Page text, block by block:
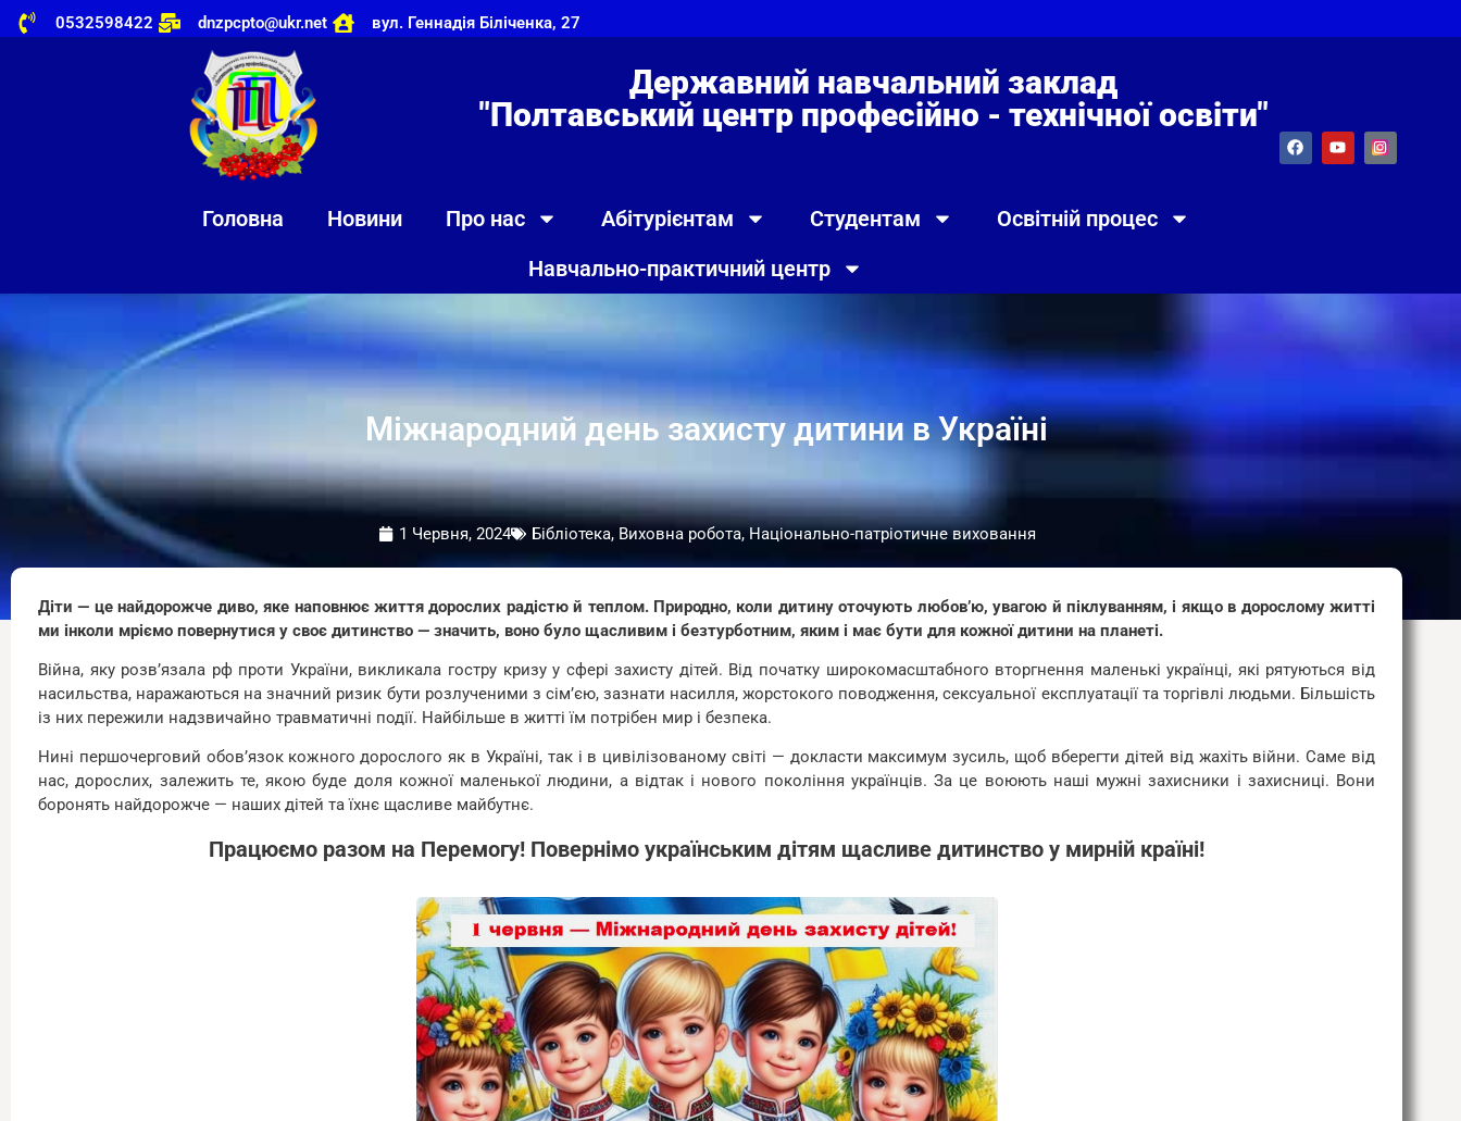
0532598422 dnzpcpto@ukr.net вул. Геннадія Біліченка, 27
Державний навчальний заклад
"Полтавський центр професійно - технічної освіти"
Головна Новини Про нас Абітурієнтам Студентам
Освітній процес
Навчально-практичний центр
Міжнародний день захисту дитини в Україні
1 Червня, 2024 Бібліотека, Виховна робота, Національно-патріотичне виховання
Діти — це найдорожче диво, яке наповнює життя дорослих радістю й теплом. Природно, коли дитину оточують любов’ю, увагою й піклуванням, і якщо в дорослому житті
ми інколи мріємо повернутися у своє дитинство — значить, воно було щасливим і безтурботним, яким і має бути для кожної дитини на планеті.
Війна, яку розв’язала рф проти України, викликала гостру кризу у сфері захисту дітей. Від початку широкомасштабного вторгнення маленькі українці, які рятуються від
насильства, наражаються на значний ризик бути розлученими з сім’єю, зазнати насилля, жорстокого поводження, сексуальної експлуатації та торгівлі людьми. Більшість
із них пережили надзвичайно травматичні події. Найбільше в житті їм потрібен мир і безпека.
Нині першочерговий обов’язок кожного дорослого як в Україні, так і в цивілізованому світі — докласти максимум зусиль, щоб вберегти дітей від жахіть війни. Саме від
нас, дорослих, залежить те, якою буде доля кожної маленької людини, а відтак і нового покоління українців. За це воюють наші мужні захисники і захисниці. Вони
боронять найдорожче — наших дітей та їхнє щасливе майбутнє.
Працюємо разом на Перемогу! Повернімо українським дітям щасливе дитинство у мирній країні!